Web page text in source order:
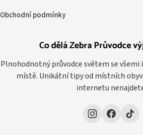
Co dělá Zebra Průvodce
Plnohodnotný průvodce světem se
místě. Unikátní tipy od místních
internetu
Obchodní podmínky